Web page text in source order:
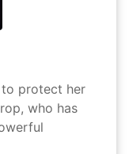
protect her
who has